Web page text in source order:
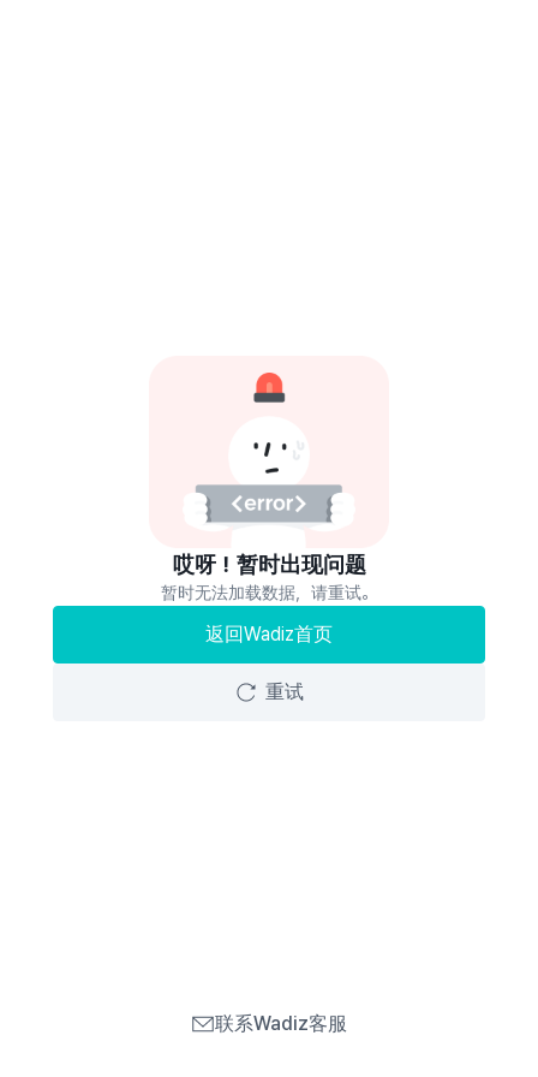
哎呀！暂时出现问题
暂时无法加载数据，请重试。
返回Wadiz首页
重试
联系Wadiz客服